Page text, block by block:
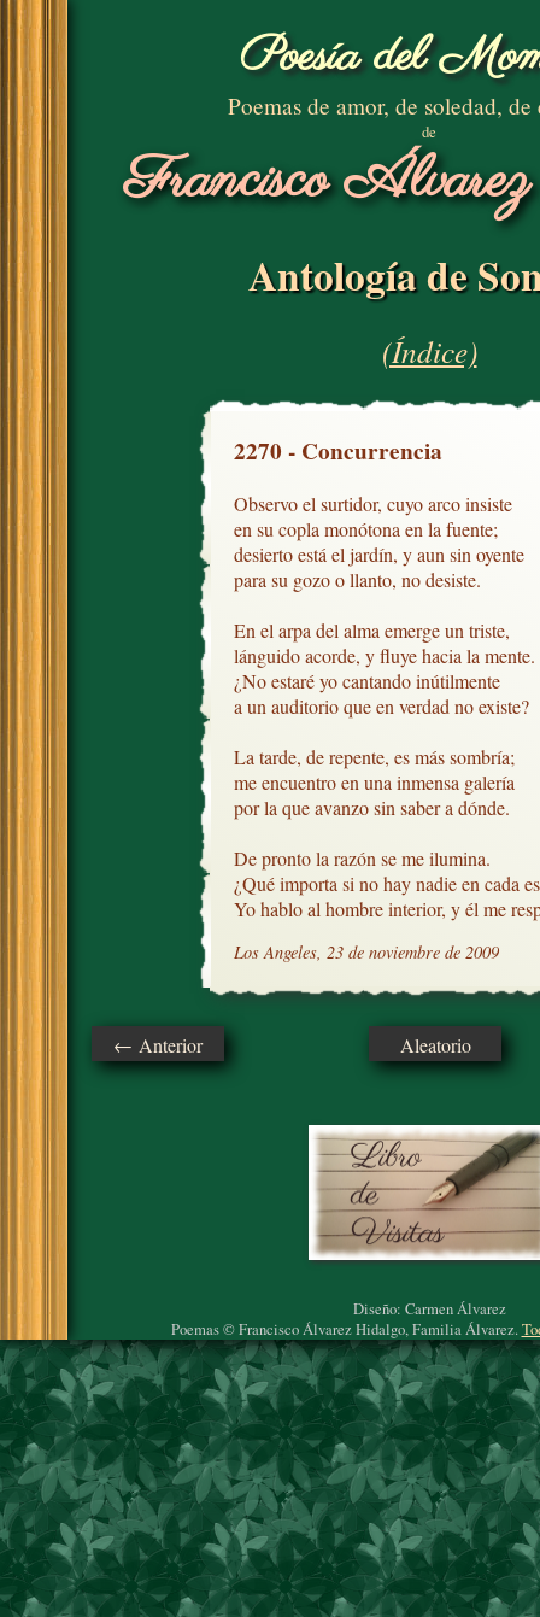
Poesía del
Poemas de amor, de soledad, de
de
Francisco
Antología de
(Índice)
2270 - Concurrencia
Observo el surtidor, cuyo arco insiste
en su copla monótona en la fuente;
desierto está el jardín, y aun sin oyente
para su gozo o llanto, no desiste.
En el arpa del alma emerge un triste,
lánguido acorde, y fluye hacia la mente.
¿No estaré yo cantando inútilmente
a un auditorio que en verdad no existe?
La tarde, de repente, es más sombría;
me encuentro en una inmensa galería
por la que avanzo sin saber a dónde.
De pronto la razón se me ilumina.
¿Qué importa si no hay nadie en cada
Yo hablo al hombre interior, y él me
Los Angeles, 23 de noviembre de 2009
← Anterior Aleatorio
Diseño: Carmen Álvarez
Poemas © Francisco Álvarez Hidalgo, Familia Álvarez.